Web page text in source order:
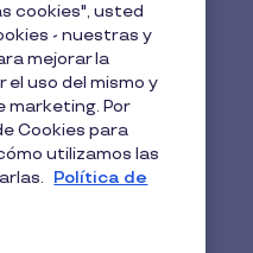
qué es, cómo
la Ley
es, cómo
cookies", usted
- nuestras y
mejorar la
el uso del mismo y
marketing. Por
Cookies para
utilizamos las
Política de